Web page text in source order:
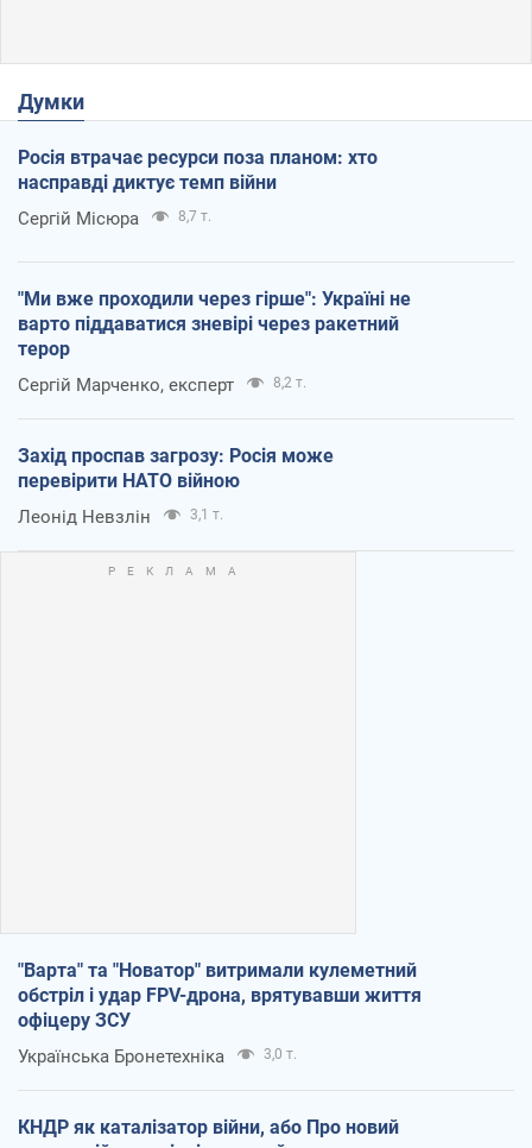
Думки
Росія втрачає ресурси поза планом: хто
насправді диктує темп війни
Сергій Місюра 8,7 т.
"Ми вже проходили через гірше": Україні не
варто піддаватися зневірі через ракетний
терор
Сергій Марченко, експерт 8,2 т.
Захід проспав загрозу: Росія може
перевірити НАТО війною
Леонід Невзлін 3,1 т.
"Варта" та "Новатор" витримали кулеметний
обстріл і удар FPV-дрона, врятувавши життя
офіцеру ЗСУ
Українська Бронетехніка 3,0 т.
КНДР як каталізатор війни, або Про новий